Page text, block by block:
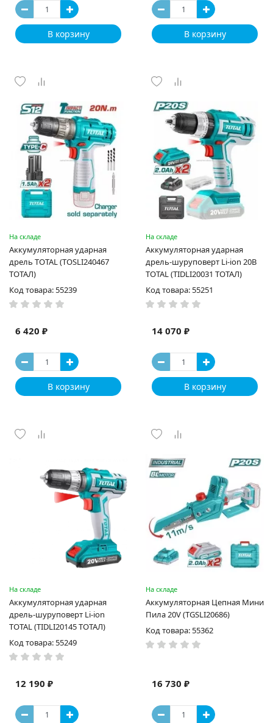
В корзину В корзину
На складе
Аккумуляторная ударная
дрель TOTAL (TOSLI240467
ТОТАЛ)
Код товара: 55239
6 420 ₽
В корзину
На складе
Аккумуляторная ударная
дрель-шуруповерт Li-ion 20B
TOTAL (TIDLI20031 ТОТАЛ)
Код товара: 55251
14 070 ₽
В корзину
На складе
Аккумуляторная ударная
дрель-шуруповерт Li-ion
TOTAL (TIDLI20145 ТОТАЛ)
Код товара: 55249
12 190 ₽
На складе
Аккумуляторная Цепная Мини
Пила 20V (TGSLI20686)
Код товара: 55362
16 730 ₽